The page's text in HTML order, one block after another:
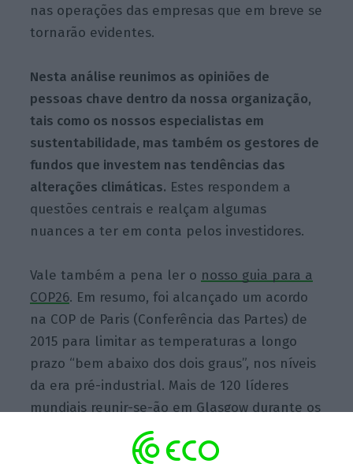
nas operações das empresas que em breve se
tornarão evidentes.
Nesta análise reunimos as opiniões de
pessoas chave dentro da nossa organização,
tais como os nossos especialistas em
sustentabilidade, mas também os gestores de
fundos que investem nas tendências das
alterações climáticas. Estes respondem a
questões centrais e realçam algumas
nuances a ter em conta pelos investidores.
Vale também a pena ler o nosso guia para a
COP26. Em resumo, foi alcançado um acordo
na COP de Paris (Conferência das Partes) de
2015 para limitar as temperaturas a longo
prazo “bem abaixo dos dois graus”, nos níveis
da era pré-industrial. Mais de 120 líderes
mundiais reunir-se-ão em Glasgow durante os
primeiros dias antes de entregarem o
testemunho aos ministros do ambiente e